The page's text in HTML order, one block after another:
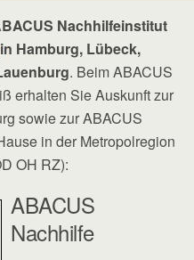
Nachhilfeinstitut
in Hamburg, Lübeck,
. Beim ABACUS
erhalten Sie Auskunft zur
sowie zur ABACUS
in der Metropolregion
OH RZ):
ABACUS
Nachhilfe